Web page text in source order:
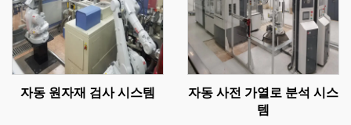
자동 원자재 검사 시스템
자동 사전 가열로 분석 시스
템